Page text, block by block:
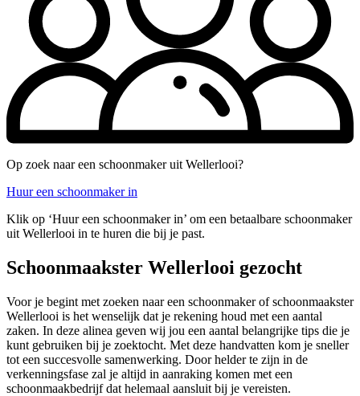
Op zoek naar een schoonmaker uit Wellerlooi?
Huur een schoonmaker in
Klik op ‘Huur een schoonmaker in’ om een betaalbare schoonmaker
uit Wellerlooi in te huren die bij je past.
Schoonmaakster Wellerlooi gezocht
Voor je begint met zoeken naar een schoonmaker of schoonmaakster
Wellerlooi is het wenselijk dat je rekening houd met een aantal
zaken. In deze alinea geven wij jou een aantal belangrijke tips die je
kunt gebruiken bij je zoektocht. Met deze handvatten kom je sneller
tot een succesvolle samenwerking. Door helder te zijn in de
verkenningsfase zal je altijd in aanraking komen met een
schoonmaakbedrijf dat helemaal aansluit bij je vereisten.